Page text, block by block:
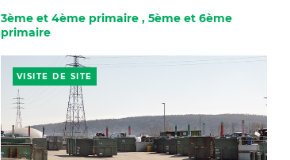
3ème et 4ème primaire , 5ème et 6ème
primaire
VISITE DE SITE